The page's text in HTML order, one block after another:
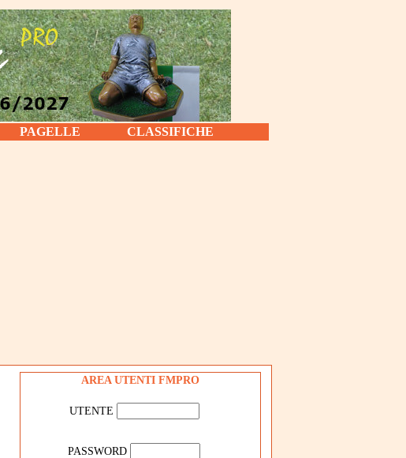
PAGELLE CLASSIFICHE
AREA UTENTI FMPRO
UTENTE
PASSWORD